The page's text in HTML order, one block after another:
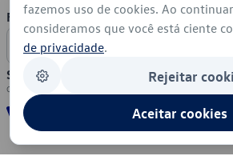
Formas de Pagamento
Segurança
fazemos uso de cookies. Ao
consideramos que você está ciente
de privacidade.
Rejeitar
Aceitar cookies